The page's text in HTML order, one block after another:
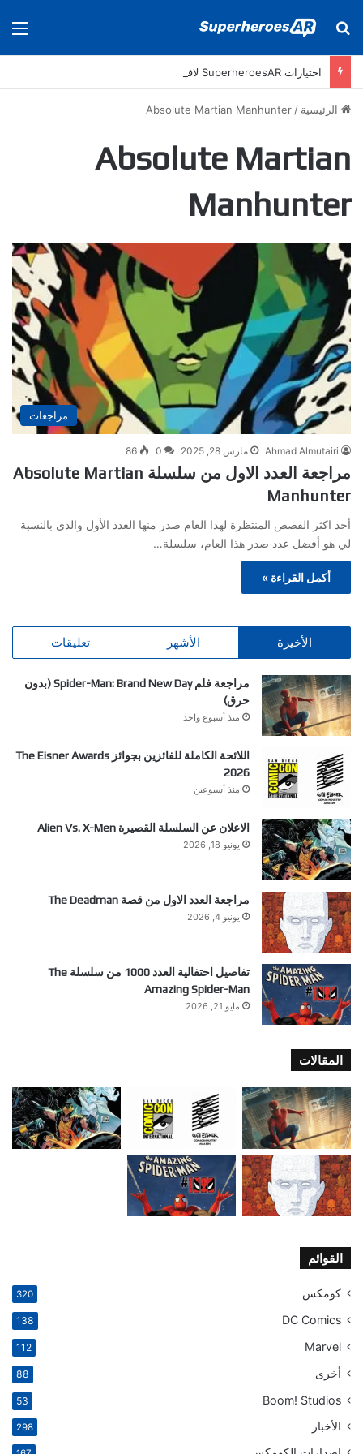
بحث عن
الرئيسية /
Absolute Martian Manhunter
Absolute Martian
Manhunter
مراجعات
Ahmad Almutairi مارس 28, 2025 0
86
مراجعة العدد الاول من سلسلة Absolute Martian
Manhunter
أحد اكثر القصص المنتظرة لهذا العام صدر منها العدد الأول والذي بالنسبة
لي هو أفضل عدد صدر هذا العام، سلسلة…
أكمل القراءة »
الأخيرة الأشهر تعليقات
مراجعة فلم Spider-Man: Brand New Day (بدون
حرق)
منذ أسبوع واحد
اللائحة الكاملة للفائزين بجوائز The Eisner Awards
2026
منذ أسبوعين
الاعلان عن السلسلة القصيرة Alien Vs. X-Men
يونيو 18, 2026
مراجعة العدد الاول من قصة The Deadman
يونيو 4, 2026
تفاصيل احتفالية العدد 1000 من سلسلة The
Amazing Spider-Man
مايو 21, 2026
المقالات
القوائم
كومكس 320
DC Comics
138
Marvel
112
أخرى 88
Boom! Studios
53
الأخبار 298